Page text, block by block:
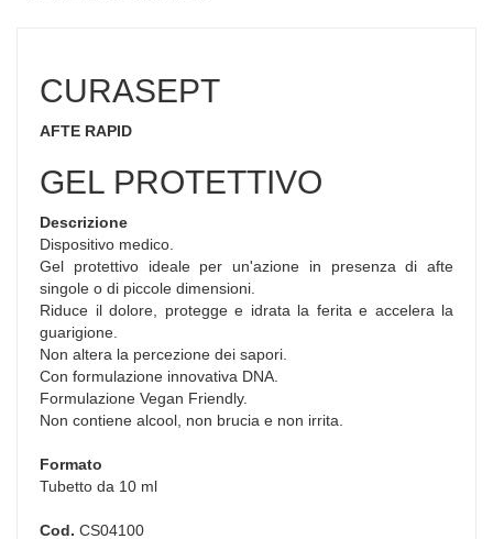
CURASEPT
AFTE RAPID
GEL PROTETTIVO
Descrizione
Dispositivo medico.
Gel protettivo ideale per un'azione in presenza di afte
singole o di piccole dimensioni.
Riduce il dolore, protegge e idrata la ferita e accelera la
guarigione.
Non altera la percezione dei sapori.
Con formulazione innovativa DNA.
Formulazione Vegan Friendly.
Non contiene alcool, non brucia e non irrita.
Formato
Tubetto da 10 ml
Cod. CS04100